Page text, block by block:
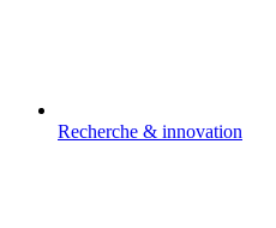
Recherche & innovation